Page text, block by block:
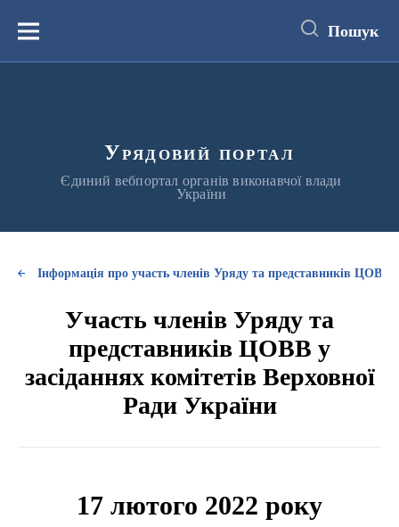
вмістуМеню Пошук
Урядовий портал
Єдиний вебпортал органів виконавчої влади
України
Інформація про участь членів Уряду та представників ЦОВВ
Участь членів Уряду та
представників ЦОВВ у
засіданнях комітетів Верховної
Ради України
17 лютого 2022 року